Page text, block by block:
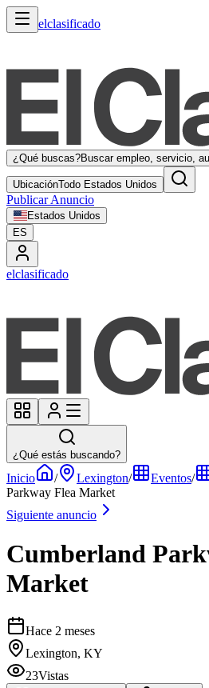
elclasificado
¿Qué buscas?Buscar empleo, servicio,
UbicaciónTodo Estados Unidos
Publicar Anuncio
Estados Unidos
ES
elclasificado
¿Qué estás buscando?
Inicio / Lexington/ Eventos/
Parkway Flea Market
Siguiente anuncio
Cumberland
Market
Hace 2 meses
Lexington, KY
23Vistas